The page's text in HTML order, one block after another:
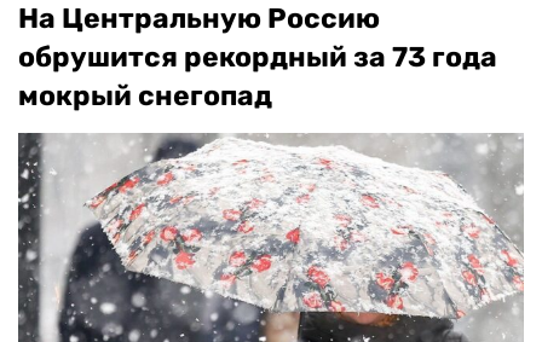
На Центральную Россию
обрушится рекордный за 73 года
мокрый снегопад